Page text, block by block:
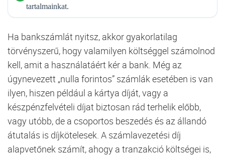
tartalmainkat.
Ha bankszámlát nyitsz, akkor gyakorlatilag
törvényszerű, hogy valamilyen költséggel számolnod
kell, amit a használatáért kér a bank. Még az
úgynevezett „nulla forintos” számlák esetében is van
ilyen, hiszen például a kártya díját, vagy a
készpénzfelvételi díjat biztosan rád terhelik előbb,
vagy utóbb, de a csoportos beszedés és az állandó
átutalás is díjkötelesek. A számlavezetési díj
alapvetőnek számít, ahogy a tranzakció költségei is,